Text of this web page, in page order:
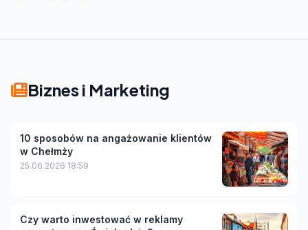
Biznes i Marketing
10 sposobów na angażowanie klientów
w Chełmży
25.06.2026 18:59
Czy warto inwestować w reklamy